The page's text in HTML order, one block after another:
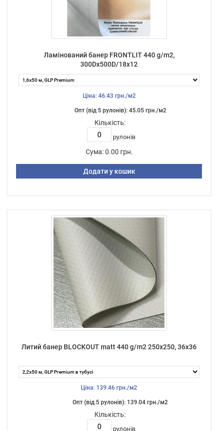
Ламінований банер FRONTLIT 440 g/m2,
300Dх500D/18х12
Ціна: 46.43 грн./м2
Опт (від 5 рулонів): 45.05 грн./м2
Кількість:
рулонів
Сума: 0.00 грн.
Додати у кошик
Литий банер BLOCKOUT matt 440 g/m2 250х250, 36х36
Ціна: 139.46 грн./м2
Опт (від 5 рулонів): 139.04 грн./м2
Кількість:
рулонів